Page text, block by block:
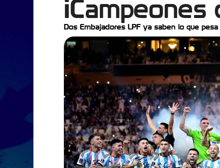
Dos Embajadores LPF ya saben lo que